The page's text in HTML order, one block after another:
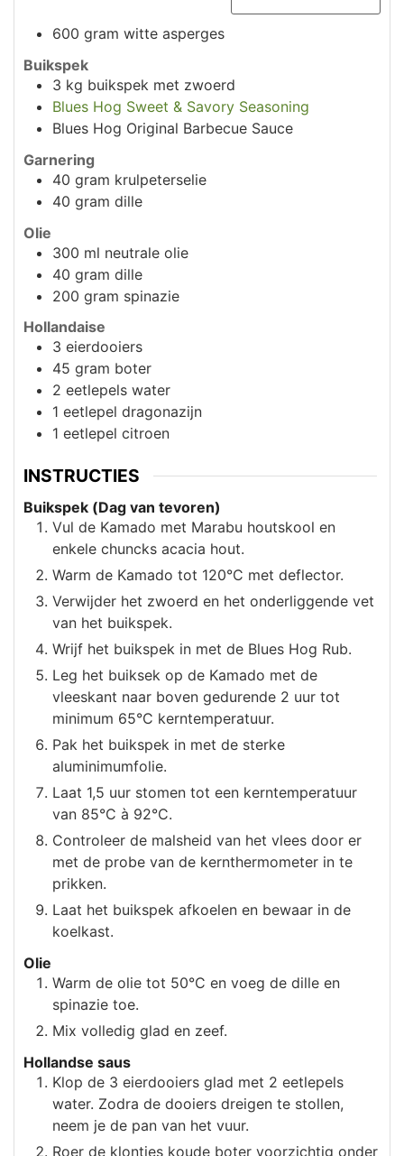
600 gram witte asperges
Buikspek
3 kg buikspek met zwoerd
Blues Hog Sweet & Savory Seasoning
Blues Hog Original Barbecue Sauce
Garnering
40 gram krulpeterselie
40 gram dille
Olie
300 ml neutrale olie
40 gram dille
200 gram spinazie
Hollandaise
3 eierdooiers
45 gram boter
2 eetlepels water
1 eetlepel dragonazijn
1 eetlepel citroen
INSTRUCTIES
Buikspek (Dag van tevoren)
Vul de Kamado met Marabu houtskool en
enkele chuncks acacia hout.
Warm de Kamado tot 120°C met deflector.
Verwijder het zwoerd en het onderliggende vet
van het buikspek.
Wrijf het buikspek in met de Blues Hog Rub.
Leg het buiksek op de Kamado met de
vleeskant naar boven gedurende 2 uur tot
minimum 65°C kerntemperatuur.
Pak het buikspek in met de sterke
aluminimumfolie.
Laat 1,5 uur stomen tot een kerntemperatuur
van 85°C à 92°C.
Controleer de malsheid van het vlees door er
met de probe van de kernthermometer in te
prikken.
Laat het buikspek afkoelen en bewaar in de
koelkast.
Olie
Warm de olie tot 50°C en voeg de dille en
spinazie toe.
Mix volledig glad en zeef.
Hollandse saus
Klop de 3 eierdooiers glad met 2 eetlepels
water. Zodra de dooiers dreigen te stollen,
neem je de pan van het vuur.
Roer de klontjes koude boter voorzichtig onder